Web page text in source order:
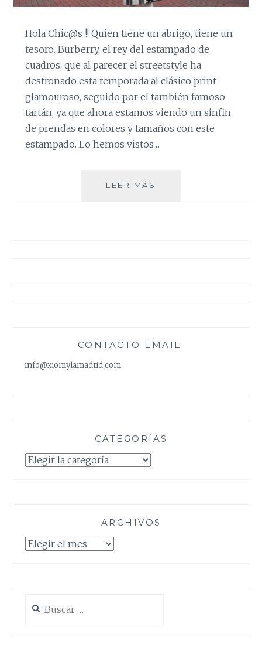
Hola Chic@s !! Quien tiene un abrigo, tiene un
tesoro. Burberry, el rey del estampado de
cuadros, que al parecer el streetstyle ha
destronado esta temporada al clásico print
glamouroso, seguido por el también famoso
tartán, ya que ahora estamos viendo un sinfin
de prendas en colores y tamaños con este
estampado. Lo hemos vistos…
LEER MÁS
CONTACTO EMAIL:
info@xiomylamadrid.com
CATEGORÍAS
Categorías
ARCHIVOS
Archivos